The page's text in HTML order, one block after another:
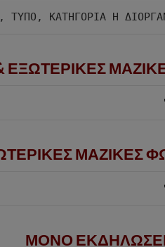
ΕΞΩΤΕΡΙΚΕΣ
ΜΑΖΙΚΕΣ
ΜΟΝΟ